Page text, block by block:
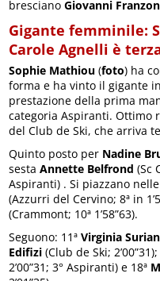
brescianoGiovanni
Gigante femminile:
Carole Agnelli è
Sophie Mathiou (foto) ha
forma e ha vinto il gigante in
prestazione della prima
categoria Aspiranti. Ottimo
del Club de Ski, che arriva
Quinto posto per Nadine
sestaAnnette Belfrond (Sc
Aspiranti) . Si piazzano
(Azzurri del Cervino; 8ª in
(Crammont; 10ª 1’58”63).
Seguono: 11ªVirginia
Edifizi (Club de Ski;
2’00”31; 3° Aspiranti) e 18ª